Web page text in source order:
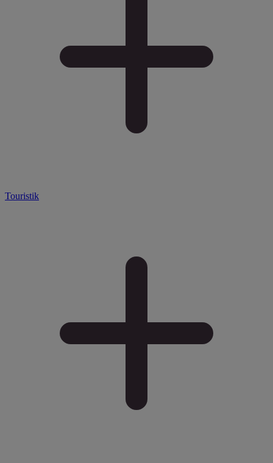
Touristik